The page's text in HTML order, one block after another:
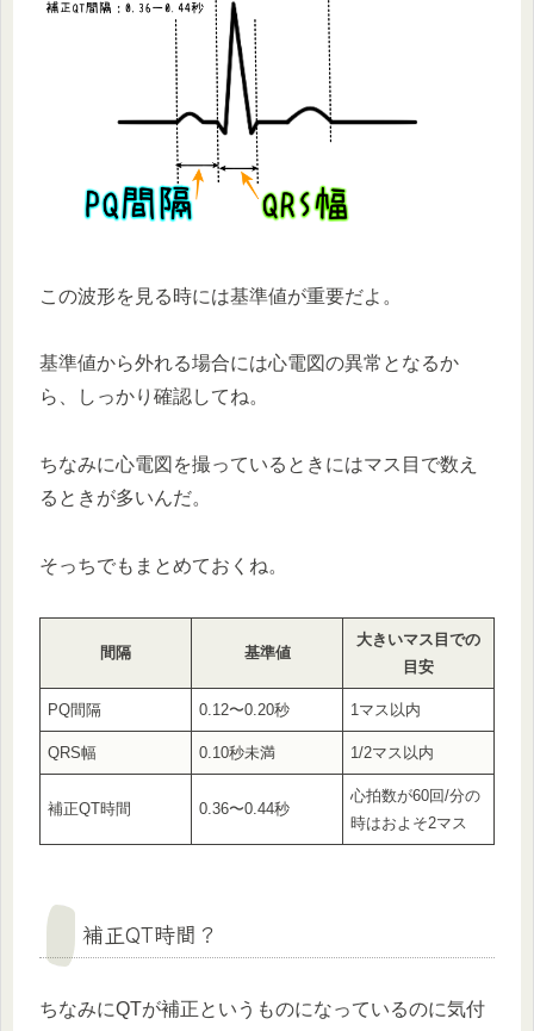
この波形を見る時には基準値が重要だよ。
基準値から外れる場合には心電図の異常となるか
ら、しっかり確認してね。
ちなみに心電図を撮っているときにはマス目で数え
るときが多いんだ。
そっちでもまとめておくね。
間隔 基準値
大きいマス目での
目安
PQ間隔 0.12〜0.20秒 1マス以内
QRS幅 0.10秒未満 1/2マス以内
補正QT時間 0.36〜0.44秒
心拍数が60回/分の
時はおよそ2マス
補正QT時間？
ちなみにQTが補正というものになっているのに気付